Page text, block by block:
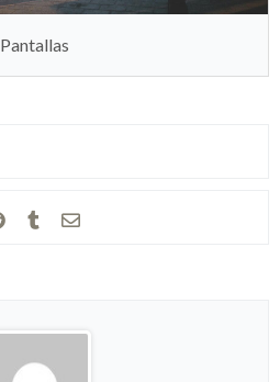
Pantallas